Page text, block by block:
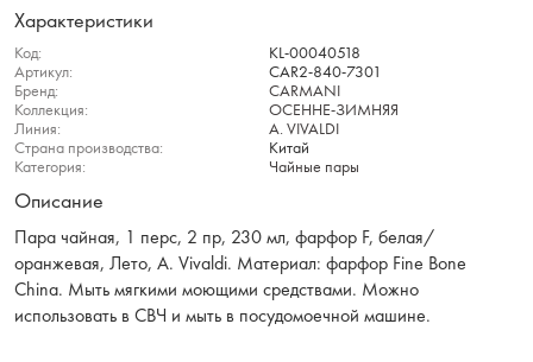
Характеристики
Код:
KL-00040518
Артикул:
CAR2-840-7301
Бренд:
CARMANI
Коллекция:
ОСЕННЕ-ЗИМНЯЯ
Линия:
A. VIVALDI
Страна производства:
Китай
Категория:
Чайные пары
Описание
Пара чайная, 1 перс, 2 пр, 230 мл, фарфор F, белая/
оранжевая, Лето, A. Vivaldi. Материал: фарфор Fine Bone
China. Мыть мягкими моющими средствами. Можно
использовать в СВЧ и мыть в посудомоечной машине.